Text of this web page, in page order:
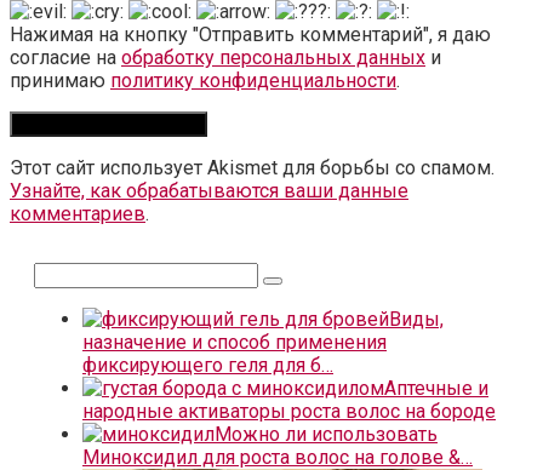
Нажимая на кнопку "Отправить комментарий", я даю
согласие на обработку персональных данных и
принимаю политику конфиденциальности.
Этот сайт использует Akismet для борьбы со спамом.
Узнайте, как обрабатываются ваши данные
комментариев.
Виды,
назначение и способ применения
фиксирующего геля для б…
Аптечные и
народные активаторы роста волос на бороде
Можно ли использовать
Миноксидил для роста волос на голове &…